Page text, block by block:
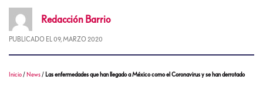
Redacción Barrio
PUBLICADO EL 09, MARZO 2020
Inicio / News / Las enfermedades que han llegado a México como el Coronavirus y se han derrotado